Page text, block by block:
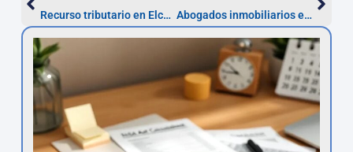
Recurso tributario en Elche: ejerce tu defensa en 1 mes
Abogados inmobiliarios en Elche – reclamaciones 5 años